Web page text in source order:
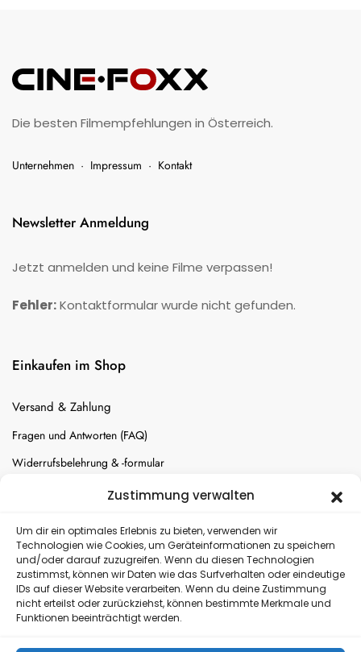
Zustimmung verwalten
Um dir ein optimales Erlebnis zu bieten, verwenden wir
Technologien wie Cookies, um Geräteinformationen zu speichern
und/oder darauf zuzugreifen. Wenn du diesen Technologien
zustimmst, können wir Daten wie das Surfverhalten oder eindeutige
IDs auf dieser Website verarbeiten. Wenn du deine Zustimmung
nicht erteilst oder zurückziehst, können bestimmte Merkmale und
Funktionen beeinträchtigt werden.
Die besten Filmempfehlungen in Österreich.
Unternehmen · Impressum · Kontakt
Newsletter Anmeldung
Jetzt anmelden und keine Filme verpassen!
Fehler:Kontaktformular wurde nicht gefunden.
Einkaufen im Shop
Versand & Zahlung
Fragen und Antworten (FAQ)
Widerrufsbelehrung & -formular
Batterien-Entsorgung
Versand
Kostenloser Rückversand